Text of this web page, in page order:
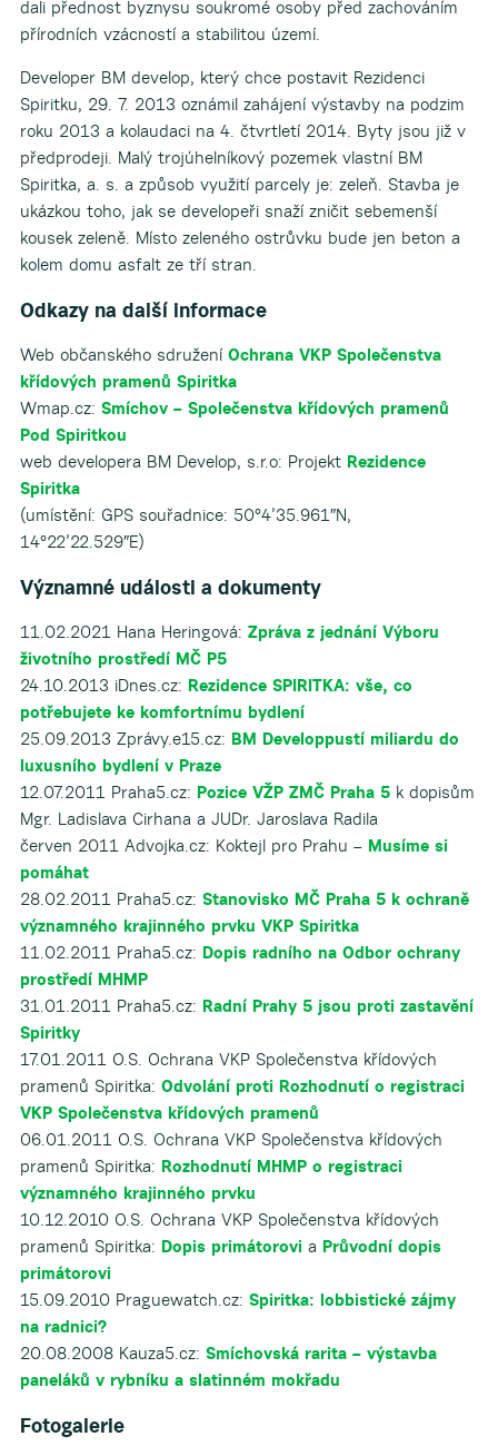
dali přednost byznysu soukromé osoby před zachováním
přírodních vzácností a stabilitou území.
Developer BM develop, který chce postavit Rezidenci
Spiritku, 29. 7. 2013 oznámil zahájení výstavby na podzim
roku 2013 a kolaudaci na 4. čtvrtletí 2014. Byty jsou již v
předprodeji. Malý trojúhelníkový pozemek vlastní BM
Spiritka, a. s. a způsob využití parcely je: zeleň. Stavba je
ukázkou toho, jak se developeři snaží zničit sebemenší
kousek zeleně. Místo zeleného ostrůvku bude jen beton a
kolem domu asfalt ze tří stran.
Odkazy na další informace
Web občanského sdružení Ochrana VKP Společenstva
křídových pramenů Spiritka
Wmap.cz: Smíchov – Společenstva křídových pramenů
Pod Spiritkou
web developera BM Develop, s.r.o: Projekt Rezidence
Spiritka
(umístění: GPS souřadnice: 50°4’35.961″N,
14°22’22.529″E)
Významné události a dokumenty
11.02.2021 Hana Heringová: Zpráva z jednání Výboru
životního prostředí MČ P5
24.10.2013 iDnes.cz: Rezidence SPIRITKA: vše, co
potřebujete ke komfortnímu bydlení
25.09.2013 Zprávy.e15.cz: BM Developpustí miliardu do
luxusního bydlení v Praze
12.07.2011 Praha5.cz: Pozice VŽP ZMČ Praha 5k dopisům
Mgr. Ladislava Cirhana a JUDr. Jaroslava Radila
červen 2011 Advojka.cz: Koktejl pro Prahu – Musíme si
pomáhat
28.02.2011 Praha5.cz: Stanovisko MČ Praha 5 k ochraně
významného krajinného prvku VKP Spiritka
11.02.2011 Praha5.cz: Dopis radního na Odbor ochrany
prostředí MHMP
31.01.2011 Praha5.cz: Radní Prahy 5 jsou proti zastavění
Spiritky
17.01.2011 O.S. Ochrana VKP Společenstva křídových
pramenů Spiritka: Odvolání proti Rozhodnutí o registraci
VKP Společenstva křídových pramenů
06.01.2011 O.S. Ochrana VKP Společenstva křídových
pramenů Spiritka: Rozhodnutí MHMP o registraci
významného krajinného prvku
10.12.2010 O.S. Ochrana VKP Společenstva křídových
pramenů Spiritka: Dopis primátorovia Průvodní dopis
primátorovi
15.09.2010 Praguewatch.cz: Spiritka: lobbistické zájmy
na radnici?
20.08.2008 Kauza5.cz: Smíchovská rarita – výstavba
paneláků v rybníku a slatinném mokřadu
Fotogalerie